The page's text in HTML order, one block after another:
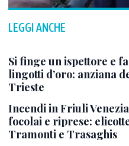
LEGGI ANCHE
Si finge un ispettore e
lingotti d’oro: anziana
Trieste
Incendi in Friuli
focolai e riprese:
Tramonti e Trasaghis